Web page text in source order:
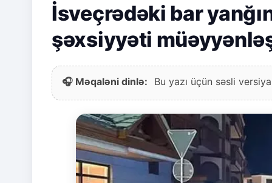
İsveçrədəki bar
şəxsiyyəti
🎧 Məqaləni dinlə: Bu yazı üçün səsli